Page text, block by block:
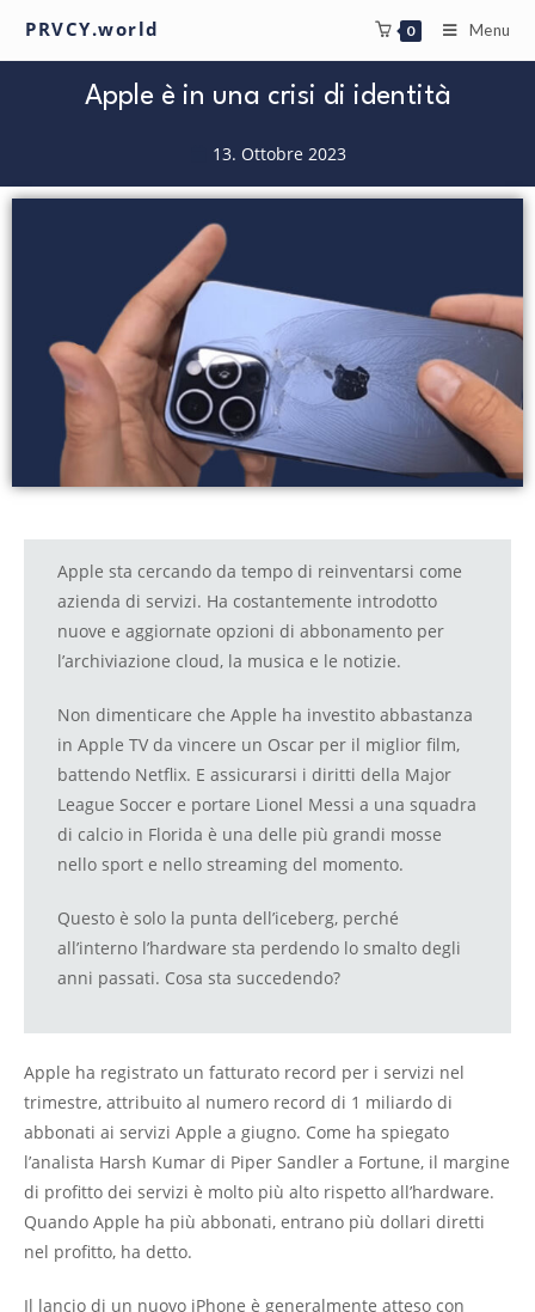
PRVCY.world 0 Menu
Apple è in una crisi di identità
13. Ottobre 2023
Apple sta cercando da tempo di reinventarsi come
azienda di servizi. Ha costantemente introdotto
nuove e aggiornate opzioni di abbonamento per
l’archiviazione cloud, la musica e le notizie.
Non dimenticare che Apple ha investito abbastanza
in Apple TV da vincere un Oscar per il miglior film,
battendo Netflix. E assicurarsi i diritti della Major
League Soccer e portare Lionel Messi a una squadra
di calcio in Florida è una delle più grandi mosse
nello sport e nello streaming del momento.
Questo è solo la punta dell’iceberg, perché
all’interno l’hardware sta perdendo lo smalto degli
anni passati. Cosa sta succedendo?
Apple ha registrato un fatturato record per i servizi nel
trimestre, attribuito al numero record di 1 miliardo di
abbonati ai servizi Apple a giugno. Come ha spiegato
l’analista Harsh Kumar di Piper Sandler a Fortune, il margine
di profitto dei servizi è molto più alto rispetto all’hardware.
Quando Apple ha più abbonati, entrano più dollari diretti
nel profitto, ha detto.
Il lancio di un nuovo iPhone è generalmente atteso con